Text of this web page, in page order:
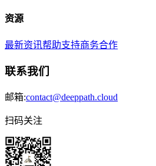
资源
最新资讯帮助支持商务合作
联系我们
邮箱:contact@deeppath.cloud
扫码关注